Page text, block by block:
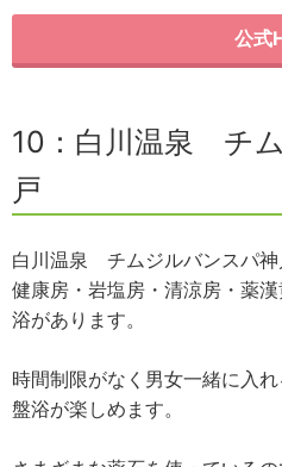
公式
10：白川温泉 チ
戸
白川温泉 チムジルバンスパ神
健康房・岩塩房・清涼房・薬
浴があります。
時間制限がなく男女一緒に入
盤浴が楽しめます。